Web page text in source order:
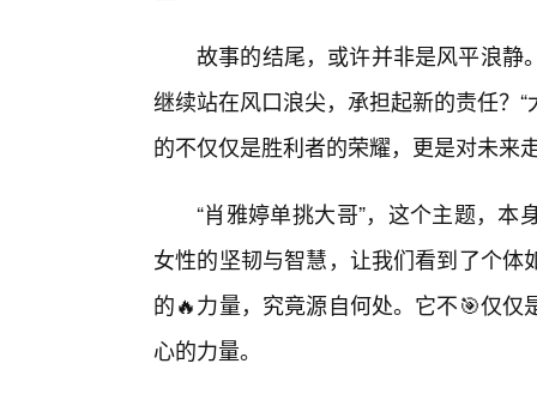
故事的结尾，或许并非是风平浪静
继续站在风口浪尖，承担起新的责任？
的不仅仅是胜利者的荣耀，更是对未来
“肖雅婷单挑大哥”，这个主题，
女性的坚韧与智慧，让我们看到了个
的🔥力量，究竟源自何处。它不🎯仅
心的力量。